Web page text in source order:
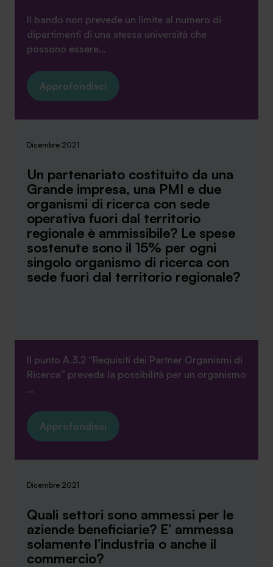
Il bando non prevede un limite al numero di
dipartimenti di una stessa università che
possono essere...
Approfondisci
Dicembre 2021
Un partenariato costituito da una
Grande impresa, una PMI e due
organismi di ricerca con sede
operativa fuori dal territorio
regionale è ammissibile? Le spese
sostenute sono il 15% per ogni
singolo organismo di ricerca con
sede fuori dal territorio regionale?
Il punto A.3.2 “Requisiti dei Partner Organismi di
Ricerca” prevede la possibilità per un organismo
...
Approfondisci
Dicembre 2021
Quali settori sono ammessi per le
aziende beneficiarie? E’ ammessa
solamente l’industria o anche il
commercio?